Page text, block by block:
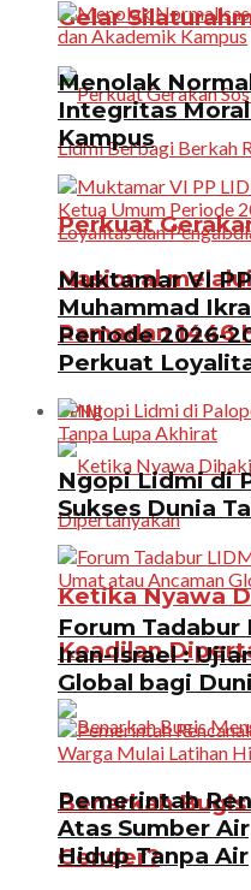
Gelar
Perkuat
Nasional
Ramadan 1446
OPINI
Ketika Nyawa
Keadilan
Benarkah
Gender?
Menolak
Integritas
Kampus
Muktamar VI
Muhammad
Periode 2026-
Perkuat
Ngopi Lidmi di
Sukses Dunia
Forum Tadabur
Iran-Israel :
Global bagi
Pemerintah
Atas Sumber
Hidup Tanpa Air